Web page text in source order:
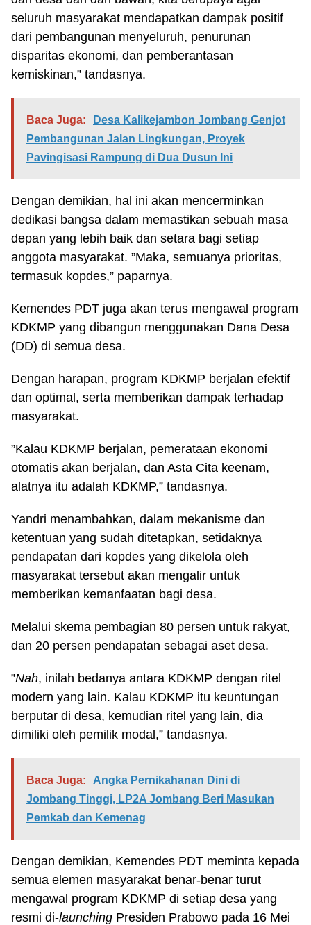
seluruh masyarakat mendapatkan dampak positif
dari pembangunan menyeluruh, penurunan
disparitas ekonomi, dan pemberantasan
kemiskinan,” tandasnya.
Baca Juga:
Desa Kalikejambon Jombang Genjot
Pembangunan Jalan Lingkungan, Proyek
Pavingisasi Rampung di Dua Dusun Ini
Dengan demikian, hal ini akan mencerminkan
dedikasi bangsa dalam memastikan sebuah masa
depan yang lebih baik dan setara bagi setiap
anggota masyarakat. ”Maka, semuanya prioritas,
termasuk kopdes,” paparnya.
Kemendes PDT juga akan terus mengawal program
KDKMP yang dibangun menggunakan Dana Desa
(DD) di semua desa.
Dengan harapan, program KDKMP berjalan efektif
dan optimal, serta memberikan dampak terhadap
masyarakat.
”Kalau KDKMP berjalan, pemerataan ekonomi
otomatis akan berjalan, dan Asta Cita keenam,
alatnya itu adalah KDKMP,” tandasnya.
Yandri menambahkan, dalam mekanisme dan
ketentuan yang sudah ditetapkan, setidaknya
pendapatan dari kopdes yang dikelola oleh
masyarakat tersebut akan mengalir untuk
memberikan kemanfaatan bagi desa.
Melalui skema pembagian 80 persen untuk rakyat,
dan 20 persen pendapatan sebagai aset desa.
”Nah, inilah bedanya antara KDKMP dengan ritel
modern yang lain. Kalau KDKMP itu keuntungan
berputar di desa, kemudian ritel yang lain, dia
dimiliki oleh pemilik modal,” tandasnya.
Baca Juga:
Angka Pernikahanan Dini di
Jombang Tinggi, LP2A Jombang Beri Masukan
Pemkab dan Kemenag
Dengan demikian, Kemendes PDT meminta kepada
semua elemen masyarakat benar-benar turut
mengawal program KDKMP di setiap desa yang
resmi di-launching Presiden Prabowo pada 16 Mei